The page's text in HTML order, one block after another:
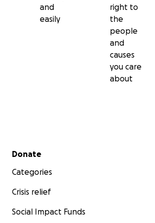
✔️ far rispettare la legge
✔️ fermare gli abusi nei canili
✔️ ridare dignità a migliaia di animali
✔️ dire una volta per tutte: Addio
and
easily
right to
the
people
and
causes
you care
about
Secondary menu
Donate
Categories
Crisis relief
Social Impact Funds